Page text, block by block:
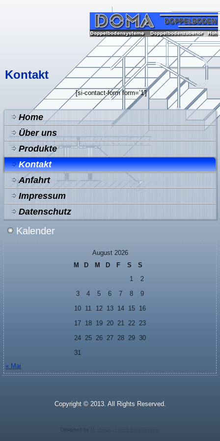
Kontakt
[si-contact-form form=’1′]
Home
Über uns
Produkte
Kontakt
Anfahrt
Impressum
Datenschutz
Kalender
August 2026
M
D M D F S
S
1
2
3
4 5 6 7 8
9
10 11 12 13 14 15
16
17 18 19 20 21 22 23
24 25 26 27 28 29 30
31
« Mai
Copyright © 2013. All Rights Reserved.
Designed by M. Hirsch | Hirsch EDV-Service .